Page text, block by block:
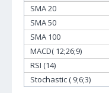
SMA 20
SMA 50
SMA 100
MACD( 12;26;9)
RSI (14)
Stochastic ( 9;6;3)